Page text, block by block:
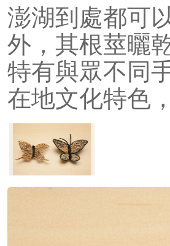
澎湖到處都可
外，其根莖曬
特有與眾不同
在地文化特色